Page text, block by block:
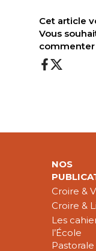
Cet article
Vous
commenter
NOS
Croire &
Croire &
Les
l’École
Pastorale